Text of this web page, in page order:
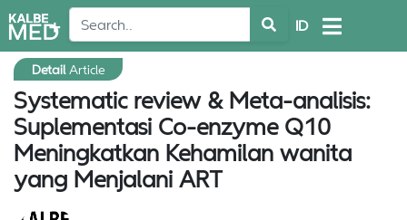
ID
DetailArticle
Systematic review & Meta-analisis:
Suplementasi Co-enzyme Q10
Meningkatkan Kehamilan wanita
yang Menjalani ART